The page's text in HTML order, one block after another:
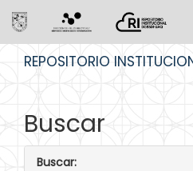
REPOSITORIO
Buscar
Buscar: